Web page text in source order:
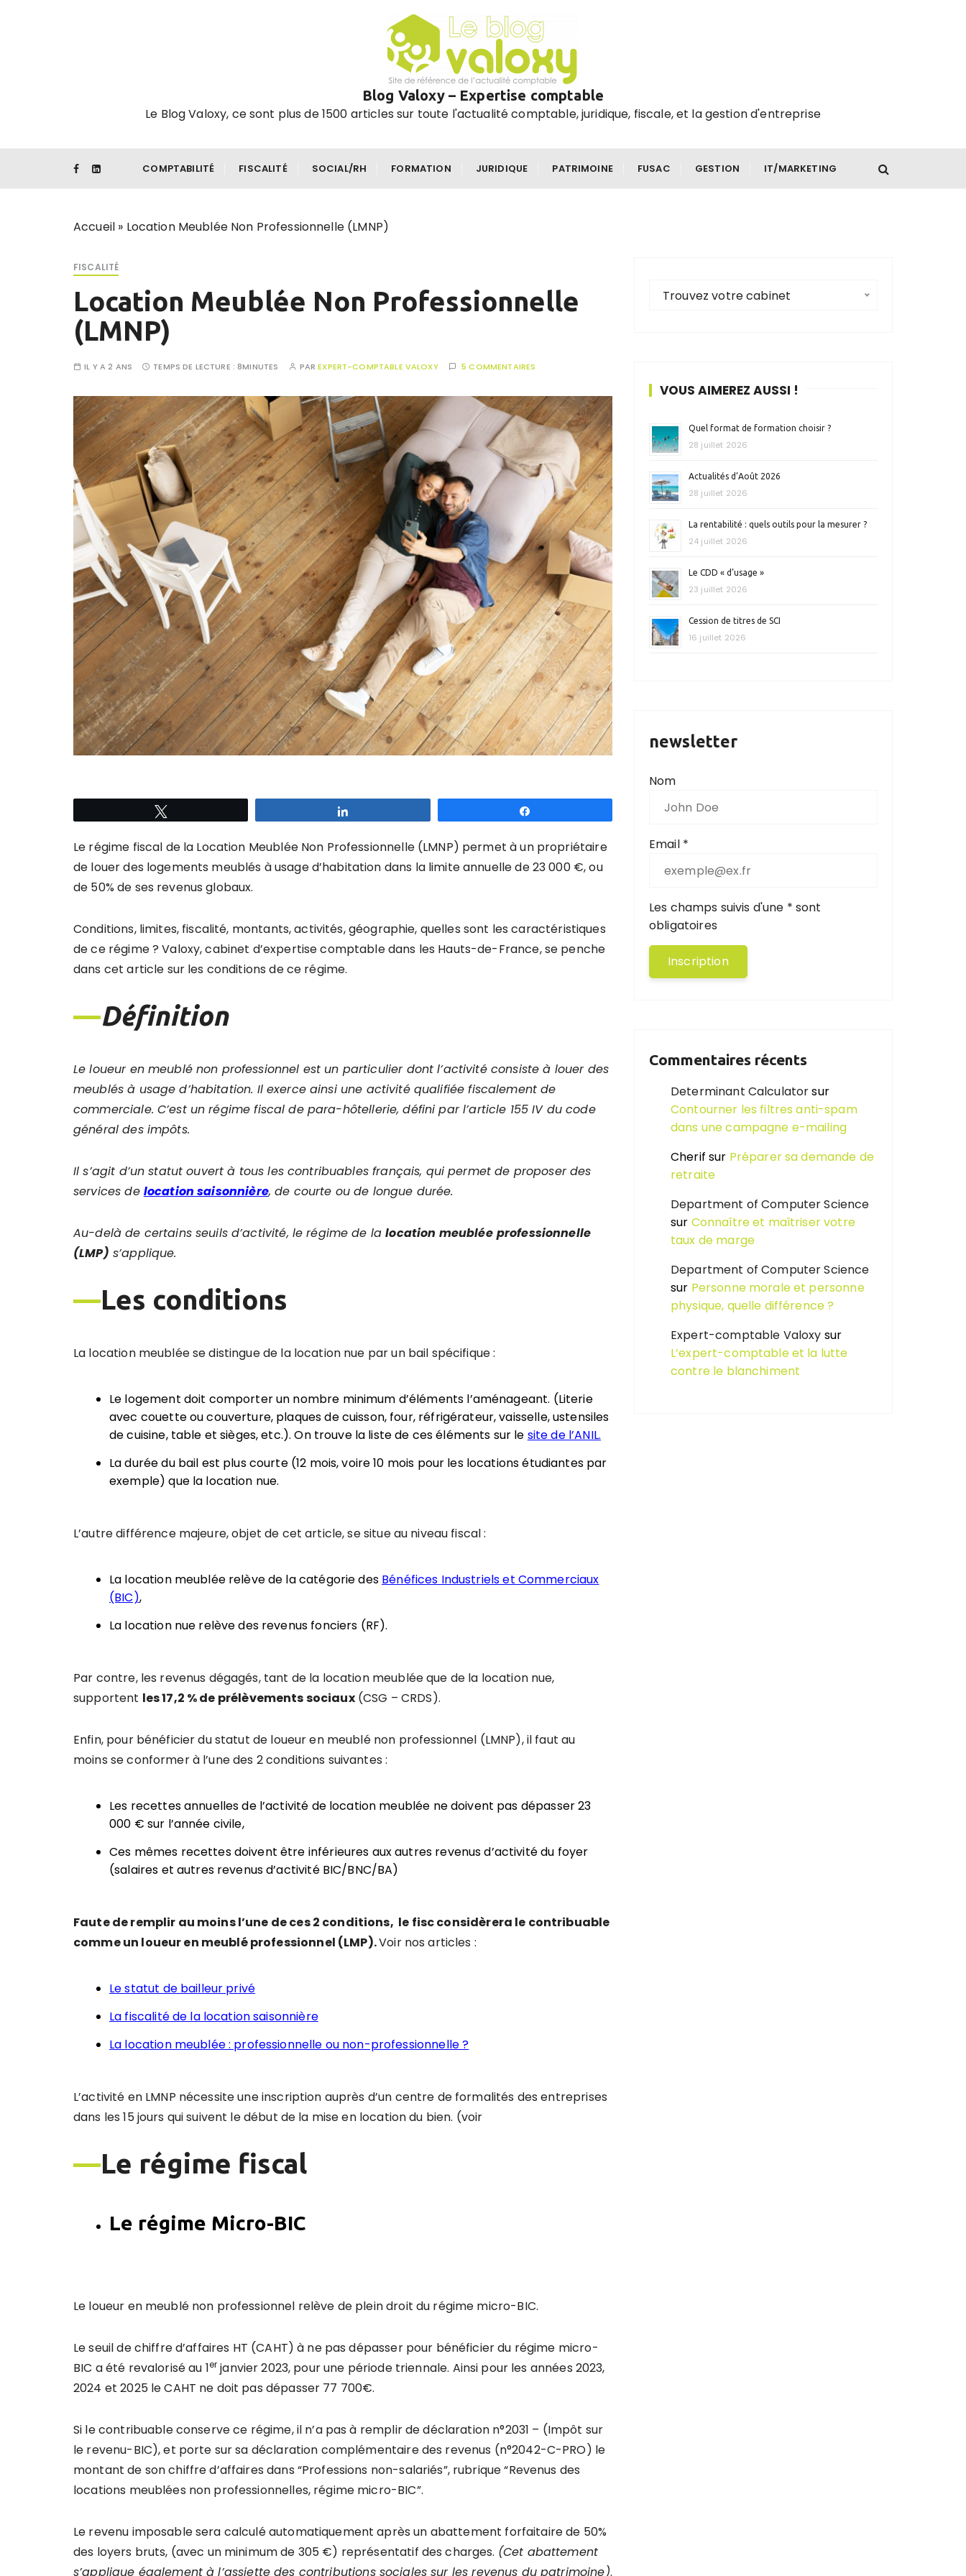
Blog Valoxy – Expertise comptable
Le Blog Valoxy, ce sont plus de 1500 articles sur toute l'actualité comptable, juridique, fiscale, et la gestion d'entreprise
COMPTABILITÉ FISCALITÉ SOCIAL/RH FORMATION JURIDIQUE PATRIMOINE FUSAC GESTION IT/MARKETING
Accueil » Location Meublée Non Professionnelle (LMNP)
FISCALITÉ
Location Meublée Non Professionnelle
(LMNP)
IL Y A 2 ANS TEMPS DE LECTURE :8MINUTES PAREXPERT-COMPTABLE VALOXY 5 COMMENTAIRES
Le régime fiscal de la Location Meublée Non Professionnelle (LMNP) permet à un propriétaire
de louer des logements meublés à usage d’habitation dans la limite annuelle de 23 000 €, ou
de 50% de ses revenus globaux.
Conditions, limites, fiscalité, montants, activités, géographie, quelles sont les caractéristiques
de ce régime ? Valoxy, cabinet d’expertise comptable dans les Hauts-de-France, se penche
dans cet article sur les conditions de ce régime.
—Définition
Le loueur en meublé non professionnel est un particulier dont l’activité consiste à louer des
meublés à usage d’habitation. Il exerce ainsi une activité qualifiée fiscalement de
commerciale. C’est un régime fiscal de para-hôtellerie, défini par l’article 155 IV du code
général des impôts.
Il s’agit d’un statut ouvert à tous les contribuables français, qui permet de proposer des
services de location saisonnière, de courte ou de longue durée.
Au-delà de certains seuils d’activité, le régime de lalocation meublée professionnelle
(LMP) s’applique.
—Les conditions
La location meublée se distingue de la location nue par un bail spécifique :
Le logement doit comporter un nombre minimum d’éléments l’aménageant. (Literie
avec couette ou couverture, plaques de cuisson, four, réfrigérateur, vaisselle, ustensiles
de cuisine, table et sièges, etc.). On trouve la liste de ces éléments sur le site de l’ANIL.
La durée du bail est plus courte (12 mois, voire 10 mois pour les locations étudiantes par
exemple) que la location nue.
L’autre différence majeure, objet de cet article, se situe au niveau fiscal :
La location meublée relève de la catégorie des Bénéfices Industriels et Commerciaux
(BIC),
La location nue relève des revenus fonciers (RF).
Par contre, les revenus dégagés, tant de la location meublée que de la location nue,
supportent les 17,2 % de prélèvements sociaux(CSG – CRDS).
Enfin, pour bénéficier du statut de loueur en meublé non professionnel (LMNP), il faut au
moins se conformer à l’une des 2 conditions suivantes :
Les recettes annuelles de l’activité de location meublée ne doivent pas dépasser 23
000 € sur l’année civile,
Ces mêmes recettes doivent être inférieures aux autres revenus d’activité du foyer
(salaires et autres revenus d’activité BIC/BNC/BA)
Faute de remplir au moins l’une de ces 2 conditions, le fisc considèrera le contribuable
comme un loueur en meublé professionnel (LMP).Voir nos articles :
Le statut de bailleur privé
La fiscalité de la location saisonnière
La location meublée : professionnelle ou non-professionnelle ?
L’activité en LMNP nécessite une inscription auprès d’un centre de formalités des entreprises
dans les 15 jours qui suivent le début de la mise en location du bien. (voir
—Le régime fiscal
Le régime Micro-BIC
Le loueur en meublé non professionnel relève de plein droit du régime micro-BIC.
Le seuil de chiffre d’affaires HT (CAHT) à ne pas dépasser pour bénéficier du régime micro-
BIC a été revalorisé au 1er janvier 2023, pour une période triennale. Ainsi pour les années 2023,
2024 et 2025 le CAHT ne doit pas dépasser 77 700€.
Si le contribuable conserve ce régime, il n’a pas à remplir de déclaration n°2031 – (Impôt sur
le revenu-BIC), et porte sur sa déclaration complémentaire des revenus (n°2042-C-PRO) le
montant de son chiffre d’affaires dans “Professions non-salariés”, rubrique “Revenus des
locations meublées non professionnelles, régime micro-BIC”.
Le revenu imposable sera calculé automatiquement après un abattement forfaitaire de 50%
des loyers bruts, (avec un minimum de 305 €) représentatif des charges. (Cet abattement
s’applique égalementà l’assiette des contributions sociales sur les revenus du patrimoine).
Trouvez votre cabinet
VOUS AIMEREZ AUSSI !
Quel format de formation choisir ?
28 juillet 2026
Actualités d’Août 2026
28 juillet 2026
La rentabilité : quels outils pour la mesurer ?
24 juillet 2026
Le CDD « d’usage »
23 juillet 2026
Cession de titres de SCI
16 juillet 2026
newsletter
Nom
Email *
Les champs suivis d'une * sont
obligatoires
Commentaires récents
Determinant Calculatorsur
Contourner les filtres anti-spam
dans une campagne e-mailing
Cherif sur Préparer sa demande de
retraite
Department of Computer Science
sur Connaître et maîtriser votre
taux de marge
Department of Computer Science
sur Personne morale et personne
physique, quelle différence ?
Expert-comptable Valoxy sur
L’expert-comptable et la lutte
contre le blanchiment